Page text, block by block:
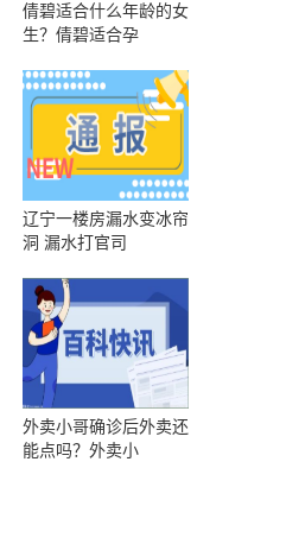
倩碧适合什么年龄的女
生？倩碧适合孕
辽宁一楼房漏水变冰帘
洞 漏水打官司
外卖小哥确诊后外卖还
能点吗？外卖小